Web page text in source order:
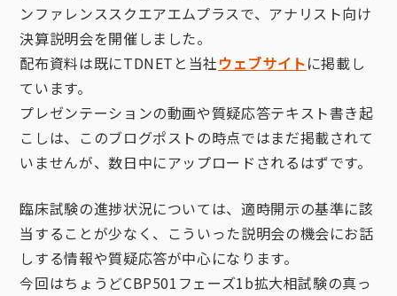
ンファレンススクエアエムプラスで、アナリスト向け
決算説明会を開催しました。
配布資料は既にTDNETと当社ウェブサイトに掲載し
ています。
プレゼンテーションの動画や質疑応答テキスト書き起
こしは、このブログポストの時点ではまだ掲載されて
いませんが、数日中にアップロードされるはずです。
臨床試験の進捗状況については、適時開示の基準に該
当することが少なく、こういった説明会の機会にお話
しする情報や質疑応答が中心になります。
今回はちょうどCBP501フェーズ1b拡大相試験の真っ